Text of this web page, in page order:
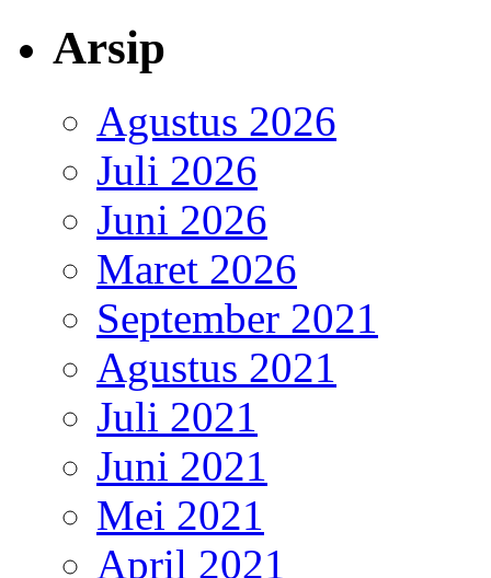
Arsip
Agustus 2026
Juli 2026
Juni 2026
Maret 2026
September 2021
Agustus 2021
Juli 2021
Juni 2021
Mei 2021
April 2021